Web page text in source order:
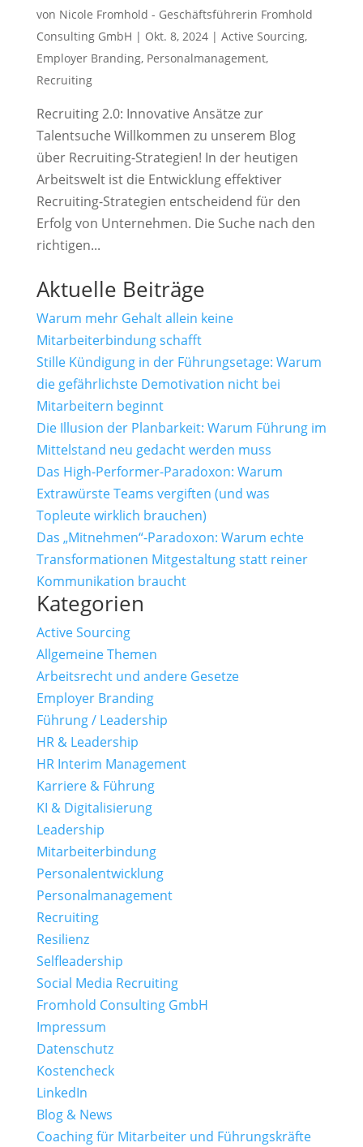
von Nicole Fromhold - Geschäftsführerin Fromhold
Consulting GmbH | Okt. 8, 2024| Active Sourcing,
Employer Branding, Personalmanagement,
Recruiting
Recruiting 2.0: Innovative Ansätze zur
Talentsuche Willkommen zu unserem Blog
über Recruiting-Strategien! In der heutigen
Arbeitswelt ist die Entwicklung effektiver
Recruiting-Strategien entscheidend für den
Erfolg von Unternehmen. Die Suche nach den
richtigen...
Aktuelle Beiträge
Warum mehr Gehalt allein keine
Mitarbeiterbindung schafft
Stille Kündigung in der Führungsetage: Warum
die gefährlichste Demotivation nicht bei
Mitarbeitern beginnt
Die Illusion der Planbarkeit: Warum Führung im
Mittelstand neu gedacht werden muss
Das High-Performer-Paradoxon: Warum
Extrawürste Teams vergiften (und was
Topleute wirklich brauchen)
Das „Mitnehmen“-Paradoxon: Warum echte
Transformationen Mitgestaltung statt reiner
Kommunikation braucht
Kategorien
Active Sourcing
Allgemeine Themen
Arbeitsrecht und andere Gesetze
Employer Branding
Führung / Leadership
HR & Leadership
HR Interim Management
Karriere & Führung
KI & Digitalisierung
Leadership
Mitarbeiterbindung
Personalentwicklung
Personalmanagement
Recruiting
Resilienz
Selfleadership
Social Media Recruiting
Fromhold Consulting GmbH
Impressum
Datenschutz
Kostencheck
LinkedIn
Blog & News
Coaching für Mitarbeiter und Führungskräfte